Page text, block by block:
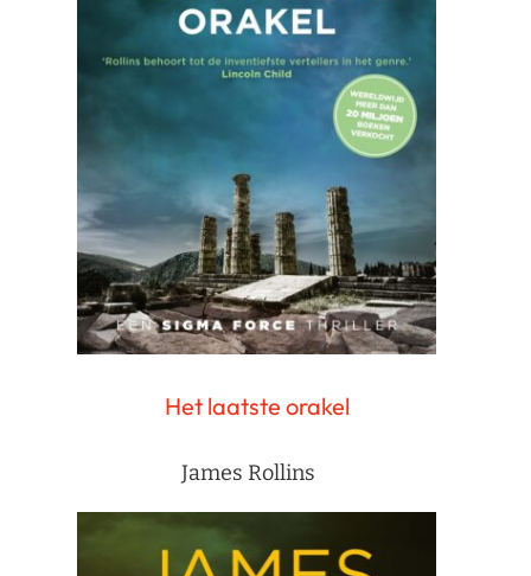
Het laatste orakel
James Rollins